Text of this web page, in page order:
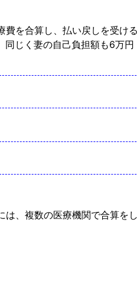
を合算し、払い戻しを受ける
じく妻の自己負担額も6万円
、複数の医療機関で合算を